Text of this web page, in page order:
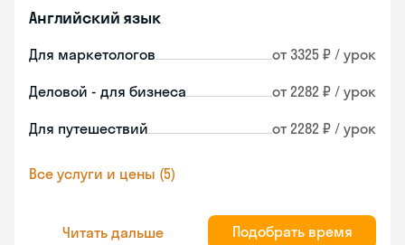
Английский язык
Для маркетологов от 3325 ₽ / урок
Деловой - для бизнеса от 2282 ₽ / урок
Для путешествий от 2282 ₽ / урок
Все услуги и цены (5)
Читать дальше Подобрать время